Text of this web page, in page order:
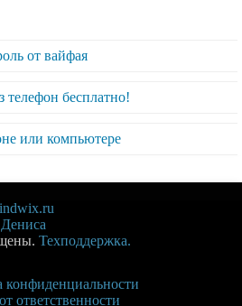
от вайфая
телефон бесплатно!
или компьютере
Техподдержка.
конфиденциальности
ответственности